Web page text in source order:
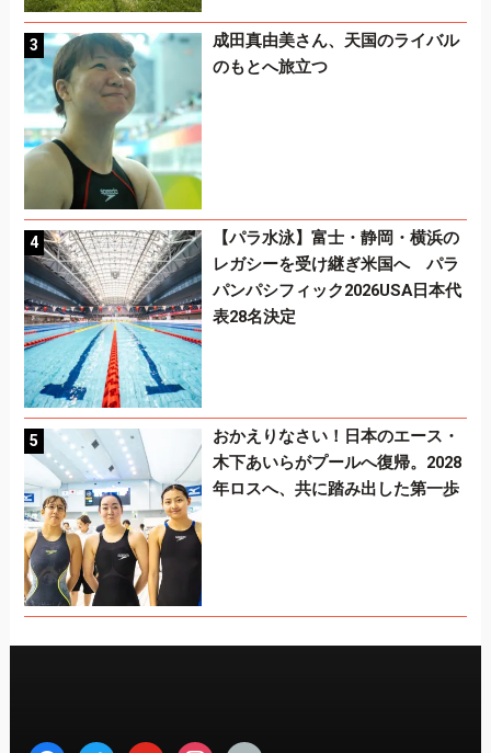
成田真由美さん、天国のライバル
のもとへ旅立つ
【パラ水泳】富士・静岡・横浜の
レガシーを受け継ぎ米国へ パラ
パンパシフィック2026USA日本代
表28名決定
おかえりなさい！日本のエース・
木下あいらがプールへ復帰。2028
年ロスへ、共に踏み出した第一歩